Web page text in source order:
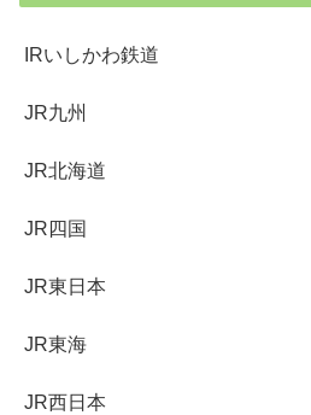
IRいしかわ鉄道
JR九州
JR北海道
JR四国
JR東日本
JR東海
JR西日本